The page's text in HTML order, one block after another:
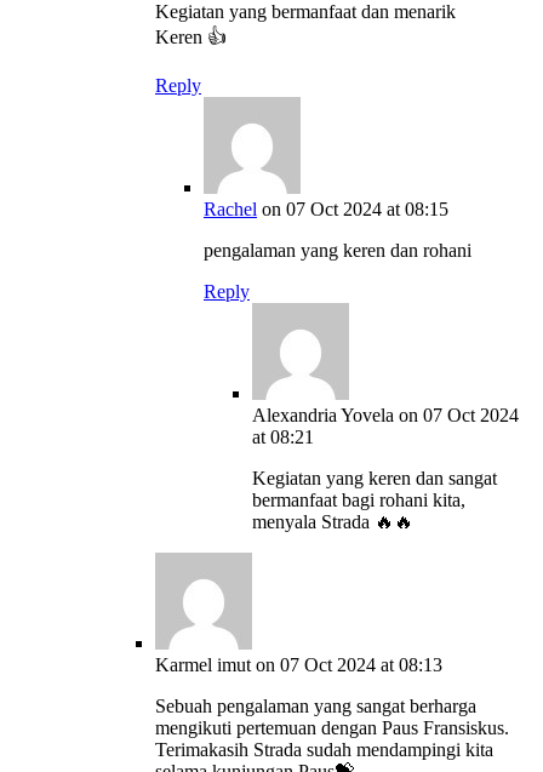
Kegiatan yang bermanfaat dan menarik
Keren 👍
Reply
Rachel on 07 Oct 2024 at 08:15
pengalaman yang keren dan rohani
Reply
Alexandria Yovela on 07 Oct 2024
at 08:21
Kegiatan yang keren dan sangat
bermanfaat bagi rohani kita,
menyala Strada 🔥🔥
Karmel imut on 07 Oct 2024 at 08:13
Sebuah pengalaman yang sangat berharga
mengikuti pertemuan dengan Paus Fransiskus.
Terimakasih Strada sudah mendampingi kita